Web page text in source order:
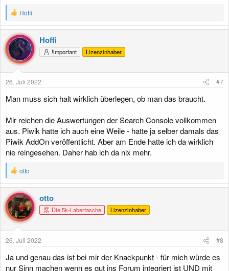
R
e
a
k
t
i
o
n
n
Hoffi
Hoffi
!important Lizenzinhaber
26. Juli 2022 #7
Man muss sich halt wirklich überlegen, ob man das braucht.
Mir reichen die Auswertungen der Search Console vollkommen
aus. Piwik hatte ich auch eine Weile - hatte ja selber damals das
Piwik AddOn veröffentlicht. Aber am Ende hatte ich da wirklich
nie reingesehen. Daher hab ich da nix mehr.
R
e
a
k
t
i
o
n
n
otto
otto
Die 5k-Labertasche Lizenzinhaber
26. Juli 2022 #8
Ja und genau das ist bei mir der Knackpunkt - für mich würde es
nur Sinn machen wenn es gut ins Forum integriert ist UND mit